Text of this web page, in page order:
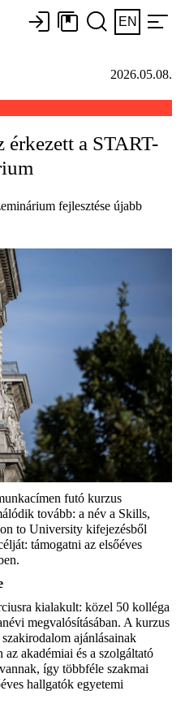
EN
2026.05.08.
a START-
fejlesztése újabb
futó kurzus
tovább: a név a Skills,
to University kifejezésből
támogatni az elsőéves
kialakult: közel 50 kolléga
megvalósításában. A kurzus
ajánlásainak
akadémiai és a szolgáltató
így többféle szakmai
hallgatók egyetemi